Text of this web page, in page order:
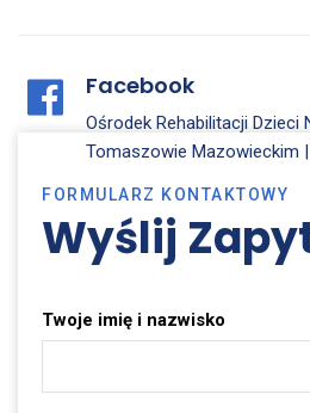
Facebook
Ośrodek Rehabilitacji Dzieci
Tomaszowie Mazowieckim
FORMULARZ KONTAKTOWY
Wyślij
Twoje imię i nazwisko